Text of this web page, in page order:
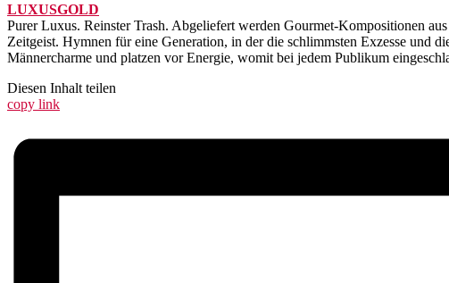
LUXUSGOLD
Purer Luxus. Reinster Trash. Abgeliefert werden Gourmet-Kompositionen
Zeitgeist. Hymnen für eine Generation, in der die schlimmsten Exzesse und
Männercharme und platzen vor Energie, womit bei jedem Publikum
Diesen Inhalt teilen
copy link